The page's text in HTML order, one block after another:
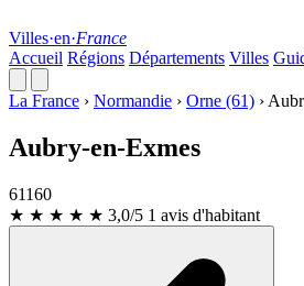
Villes·en·France
Accueil Régions Départements Villes
La France › Normandie › Orne (61) ›
Aubry-en-Exmes
61160
★ ★ ★ ★ ★ 3,0/5 1 avis d'habitant